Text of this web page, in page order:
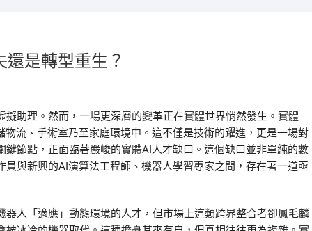
是轉型重生？
助理。然而，一場更深層的變革正在實體世界悄然發生。實體
流、手術室乃至家庭環境中。這不僅是技術的躍進，更是一場對
節點，正面臨著嚴峻的實體AI人才缺口。這個缺口並非單純的數
與新興的AI演算法工程師、機器人學習專家之間，存在著一道亟
人「適應」動態環境的人才，但市場上這類跨界整合者卻鳳毛麟